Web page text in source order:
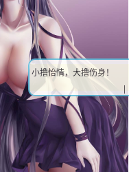
小撸怡情，大撸伤身！
|